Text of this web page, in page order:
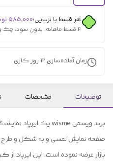
هر قسط با ترب‌پی:۵۸۵٬۰۰۰
۴ قسط ماهانه. بدون سود، چک و ضامن.
زمان آماده‌سازی 3 روز کاری
توضیحات مشخصات
بازار عرضه نموده است. این ایرپاد